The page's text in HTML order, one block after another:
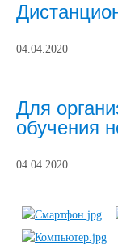
04.04.2020
Для
обучения
04.04.2020